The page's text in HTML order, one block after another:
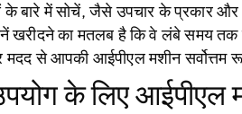
बारे में सोचें, जैसे उपचार के प्रकार
खरीदने का मतलब है कि वे लंबे समय
मदद से आपकी आईपीएल मशीन सर्वोत्तम
के लिए आईपीएल